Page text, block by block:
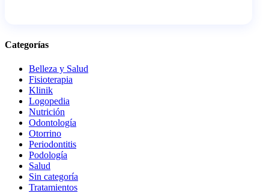
Categorías
Belleza y Salud
Fisioterapia
Klinik
Logopedia
Nutrición
Odontología
Otorrino
Periodontitis
Podología
Salud
Sin categoría
Tratamientos